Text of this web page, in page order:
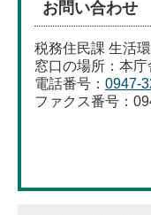
お問い合わせ
税務住民課 生活
窓口の場所：本庁
電話番号： 0947-
ファクス番号：